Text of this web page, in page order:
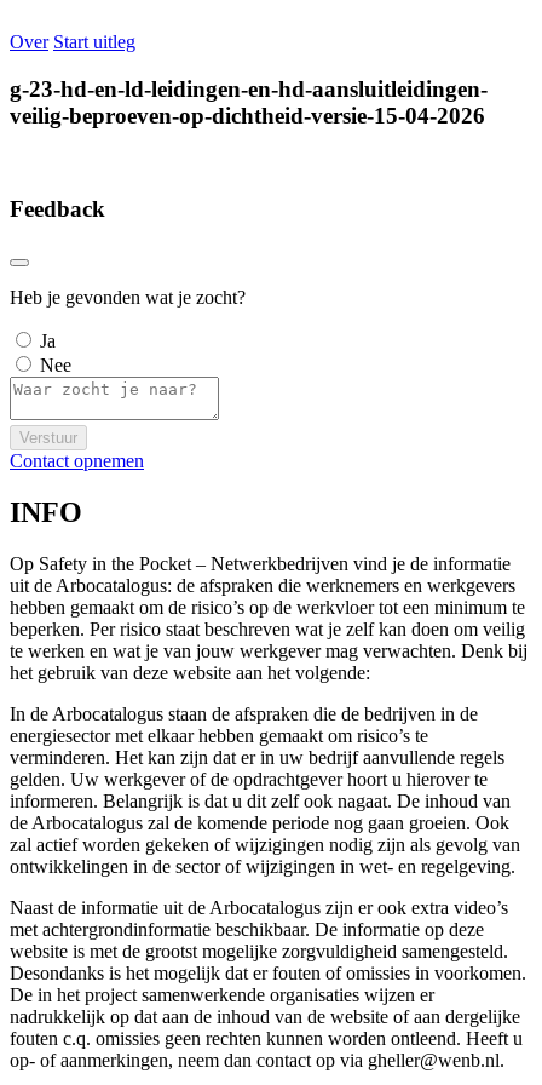
Over Start uitleg
g-23-hd-en-ld-leidingen-en-hd-aansluitleidingen-
veilig-beproeven-op-dichtheid-versie-15-04-2026
Feedback
Heb je gevonden wat je zocht?
Ja
Nee
Verstuur
Contact opnemen
INFO
Op Safety in the Pocket – Netwerkbedrijven vind je de informatie
uit de Arbocatalogus: de afspraken die werknemers en werkgevers
hebben gemaakt om de risico’s op de werkvloer tot een minimum te
beperken. Per risico staat beschreven wat je zelf kan doen om veilig
te werken en wat je van jouw werkgever mag verwachten. Denk bij
het gebruik van deze website aan het volgende:
In de Arbocatalogus staan de afspraken die de bedrijven in de
energiesector met elkaar hebben gemaakt om risico’s te
verminderen. Het kan zijn dat er in uw bedrijf aanvullende regels
gelden. Uw werkgever of de opdrachtgever hoort u hierover te
informeren. Belangrijk is dat u dit zelf ook nagaat. De inhoud van
de Arbocatalogus zal de komende periode nog gaan groeien. Ook
zal actief worden gekeken of wijzigingen nodig zijn als gevolg van
ontwikkelingen in de sector of wijzigingen in wet- en regelgeving.
Naast de informatie uit de Arbocatalogus zijn er ook extra video’s
met achtergrondinformatie beschikbaar. De informatie op deze
website is met de grootst mogelijke zorgvuldigheid samengesteld.
Desondanks is het mogelijk dat er fouten of omissies in voorkomen.
De in het project samenwerkende organisaties wijzen er
nadrukkelijk op dat aan de inhoud van de website of aan dergelijke
fouten c.q. omissies geen rechten kunnen worden ontleend. Heeft u
op- of aanmerkingen, neem dan contact op via gheller@wenb.nl.